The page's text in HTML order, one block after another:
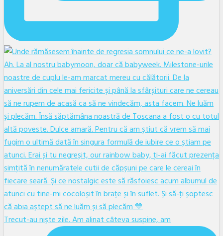
Trecut-au niște zile. Am alinat câteva suspine, am